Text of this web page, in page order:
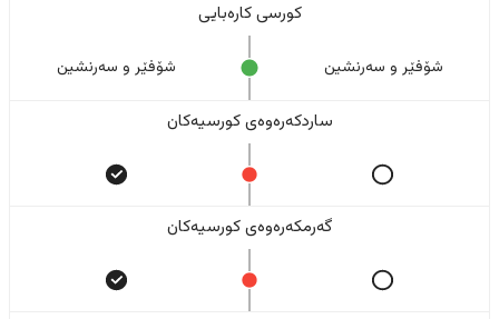
کورسی کارەبایی
شۆفێر و سەرنشین شۆفێر و سەرنشین
ساردکەرەوەی کورسیەکان
گەرمکەرەوەی کورسیەکان